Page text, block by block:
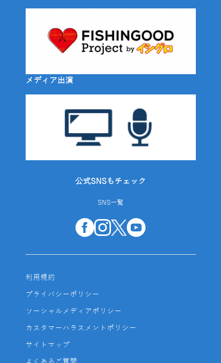
メディア出演
公式SNSもチェック
SNS一覧
利用規約
プライバシーポリシー
ソーシャルメディアポリシー
カスタマーハラスメントポリシー
サイトマップ